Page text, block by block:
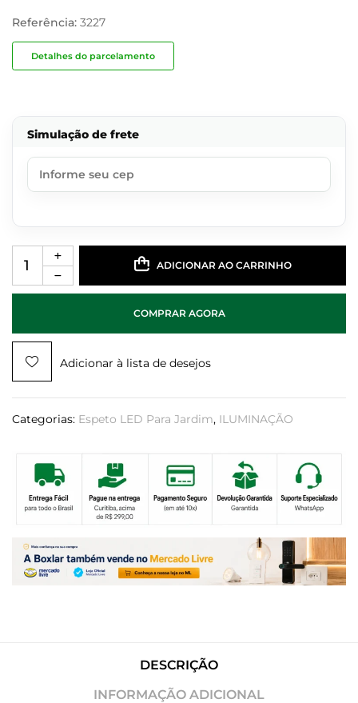
Referência: 3227
Detalhes do parcelamento
Simulação de frete
ADICIONAR AO CARRINHO
COMPRAR AGORA
Adicionar à lista de desejos
Categorias: Espeto LED Para Jardim, ILUMINAÇÃO
DESCRIÇÃO
INFORMAÇÃO ADICIONAL